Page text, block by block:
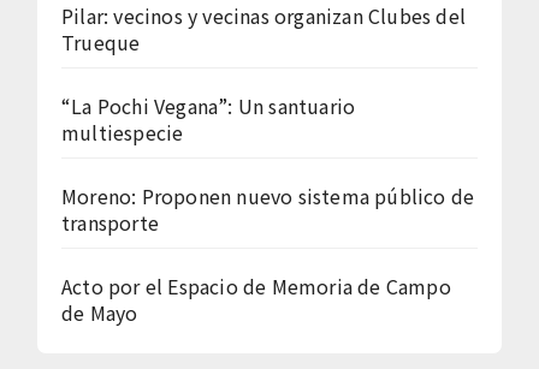
Pilar: vecinos y vecinas organizan Clubes del
Trueque
“La Pochi Vegana”: Un santuario
multiespecie
Moreno: Proponen nuevo sistema público de
transporte
Acto por el Espacio de Memoria de Campo
de Mayo